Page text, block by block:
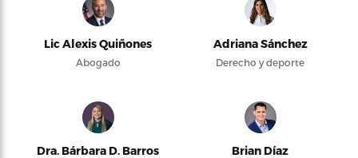
Lic Alexis Quiñones
Abogado
Adriana Sánchez
Derecho y deporte
Dra. Bárbara D. Barros Brian Díaz